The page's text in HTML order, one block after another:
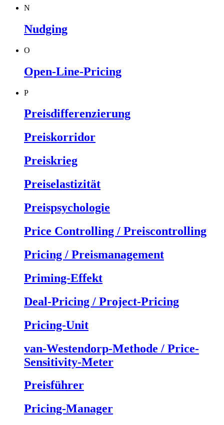
N
Nudging
O
Open-Line-Pricing
P
Preisdifferenzierung
Preiskorridor
Preiskrieg
Preiselastizität
Preispsychologie
Price Controlling / Preiscontrolling
Pricing / Preismanagement
Priming-Effekt
Deal-Pricing / Project-Pricing
Pricing-Unit
van-Westendorp-Methode / Price-
Sensitivity-Meter
Preisführer
Pricing-Manager